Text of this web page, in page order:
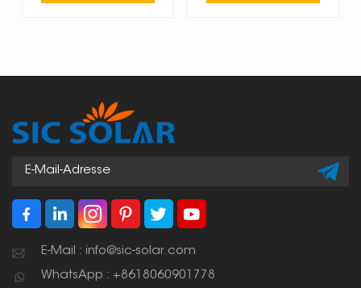
E-Mail : info@sic-solar.com
WhatsApp : +8618060901778